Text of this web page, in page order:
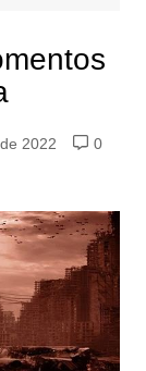
2022
0